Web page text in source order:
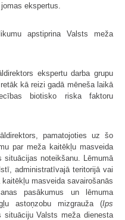
ekspertus.
apstiprina Valsts meža
ekspertu darba grupu
kā reizi gadā mēneša laikā
biotisko riska faktoru
pamatojoties uz šo
par meža kaitēkļu masveida
noteikšanu. Lēmumā
administratīvajā teritorijā vai
masveida savairošanās
pasākumus un lēmuma
astoņzobu mizgrauža (Ips
situāciju Valsts meža dienesta